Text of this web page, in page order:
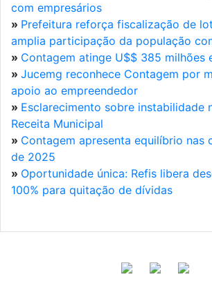
com empresários
» Prefeitura reforça fiscalização de
amplia participação da população
» Contagem atinge U$$ 385 milhões
» Jucemg reconhece Contagem por
apoio ao empreendedor
» Esclarecimento sobre instabilidade
Receita Municipal
» Contagem apresenta equilíbrio nas
de 2025
» Oportunidade única: Refis libera
100% para quitação de dívidas